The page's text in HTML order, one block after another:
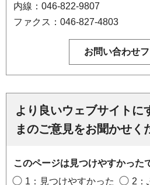
内線：046-822-9807
ファクス：046-827-4803
より良いウェブサイトに
まのご意見をお聞かせく
このページは見つけやすかった
1：見つけやすかった
2：